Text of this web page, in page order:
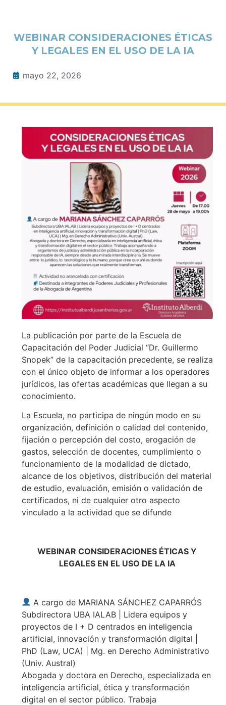
WEBINAR CONSIDERACIONES ÉTICAS
Y LEGALES EN EL USO DE LA IA
mayo 22, 2026
La publicación por parte de la Escuela de
Capacitación del Poder Judicial “Dr. Guillermo
Snopek” de la capacitación precedente, se realiza
con el único objeto de informar a los operadores
jurídicos, las ofertas académicas que llegan a su
conocimiento.
La Escuela, no participa de ningún modo en su
organización, definición o calidad del contenido,
fijación o percepción del costo, erogación de
gastos, selección de docentes, cumplimiento o
funcionamiento de la modalidad de dictado,
alcance de los objetivos, distribución del material
de estudio, evaluación, emisión o validación de
certificados, ni de cualquier otro aspecto
vinculado a la actividad que se difunde
WEBINAR CONSIDERACIONES ÉTICAS Y
LEGALES EN EL USO DE LA IA
A cargo de MARIANA SÁNCHEZ CAPARRÓS
Subdirectora UBA IALAB | Lidera equipos y
proyectos de I + D centrados en inteligencia
artificial, innovación y transformación digital |
PhD (Law, UCA) | Mg. en Derecho Administrativo
(Univ. Austral)
Abogada y doctora en Derecho, especializada en
inteligencia artificial, ética y transformación
digital en el sector público. Trabaja